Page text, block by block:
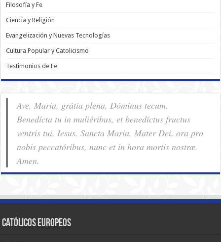
Filosofía y Fe
Ciencia y Religión
Evangelización y Nuevas Tecnologías
Cultura Popular y Catolicismo
Testimonios de Fe
Ave, Maria, grátia plena, Dóminus tecum.
Benedícta tu in muliéribus, et benedíctus fructus
ventris tui, Iesus. Sancta Maria, Mater Dei, ora pro
nobis pec­ca­tóribus, nunc et in hora mortis nostræ.
Amen.
Católicos Europeos